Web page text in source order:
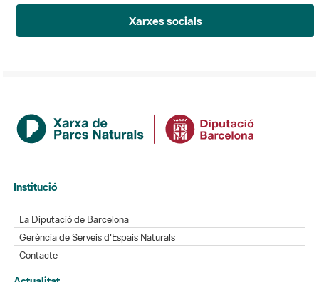
Xarxes socials
Institució
La Diputació de Barcelona
Gerència de Serveis d'Espais Naturals
Contacte